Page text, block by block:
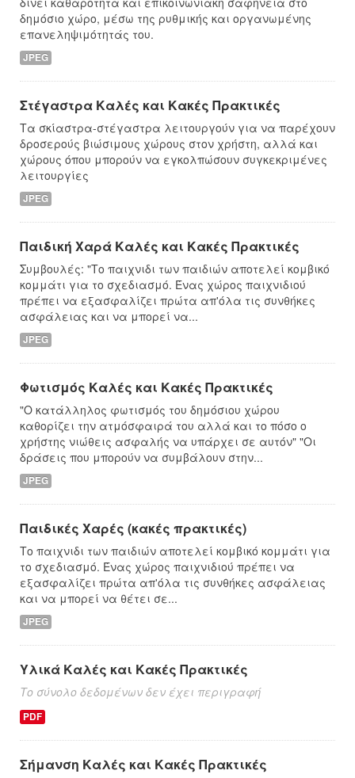
δημόσιο χώρο, μέσω της ρυθμικής και οργανωμένης
επανεληψιμότητάς του.
JPEG
Στέγαστρα Καλές και Κακές Πρακτικές
Τα σκίαστρα-στέγαστρα λειτουργούν για να παρέχουν
δροσερούς βιώσιμους χώρους στον χρήστη, αλλά και
χώρους όπου μπορούν να εγκολπώσουν συγκεκριμένες
λειτουργίες
JPEG
Παιδική Χαρά Καλές και Κακές Πρακτικές
Συμβουλές: "Το παιχνιδι των παιδιών αποτελεί κομβικό
κομμάτι για το σχεδιασμό. Ένας χώρος παιχνιδιού
πρέπει να εξασφαλίζει πρώτα απ'όλα τις συνθήκες
ασφάλειας και να μπορεί να...
JPEG
Φωτισμός Καλές και Κακές Πρακτικές
"Ο κατάλληλος φωτισμός του δημόσιου χώρου
καθορίζει την ατμόσφαιρά του αλλά και το πόσο ο
χρήστης νιώθεις ασφαλής να υπάρχει σε αυτόν" "Οι
δράσεις που μπορούν να συμβάλουν στην...
JPEG
Παιδικές Χαρές (κακές πρακτικές)
Το παιχνιδι των παιδιών αποτελεί κομβικό κομμάτι για
το σχεδιασμό. Ένας χώρος παιχνιδιού πρέπει να
εξασφαλίζει πρώτα απ'όλα τις συνθήκες ασφάλειας
και να μπορεί να θέτει σε...
JPEG
Υλικά Καλές και Κακές Πρακτικές
Το σύνολο δεδομένων δεν έχει περιγραφή
PDF
Σήμανση Καλές και Κακές Πρακτικές